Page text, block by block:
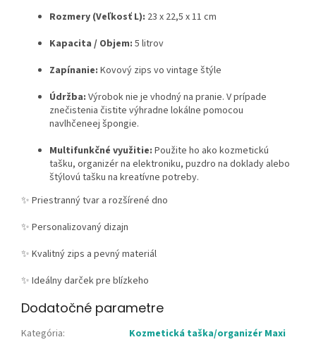
Rozmery (Veľkosť L): 23 x 22,5 x 11 cm
Kapacita / Objem: 5 litrov
Zapínanie: Kovový zips vo vintage štýle
Údržba: Výrobok nie je vhodný na pranie. V prípade
znečistenia čistite výhradne lokálne pomocou
navlhčeneej špongie.
Multifunkčné využitie: Použite ho ako kozmetickú
tašku, organizér na elektroniku, puzdro na doklady alebo
štýlovú tašku na kreatívne potreby.
✨ Priestranný tvar a rozšírené dno
✨ Personalizovaný dizajn
✨ Kvalitný zips a pevný materiál
✨ Ideálny darček pre blízkeho
Dodatočné parametre
Kategória:
Kozmetická taška/organizér Maxi